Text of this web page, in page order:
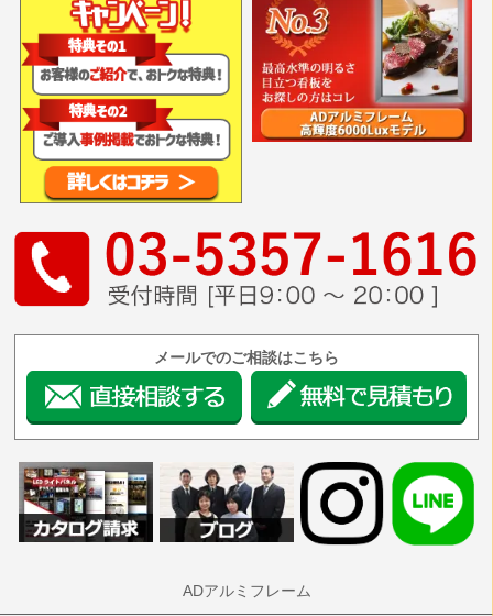
メールでのご相談はこちら
ADアルミフレーム